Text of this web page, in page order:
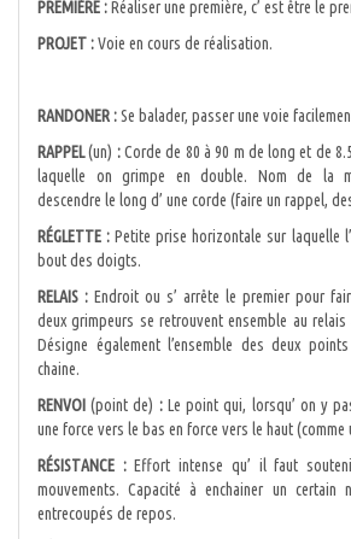
PREMIÈRE :Réaliser une première, c’ est être le
PROJET :Voie en cours de réalisation.
RANDONER :Se balader, passer une voie
RAPPEL(un) :Corde de 80 à 90 m de long et de
laquelle on grimpe en double. Nom de la
descendre le long d’ une corde (faire un rappel,
RÉGLETTE : Petite prise horizontale sur laquelle
bout des doigts.
RELAIS : Endroit ou s’ arrête le premier pour
deux grimpeurs se retrouvent ensemble au
Désigne également l’ensemble des deux
chaine.
RENVOI (point de) :Le point qui, lorsqu’ on y
une force vers le bas en force vers le haut (comme
RÉSISTANCE :Effort intense qu’ il faut
mouvements. Capacité à enchainer un certain
entrecoupés de repos.